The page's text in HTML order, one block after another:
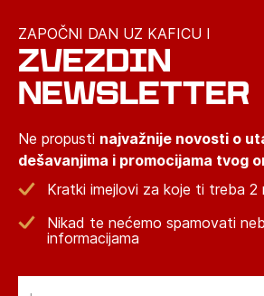
ZAPOČNI DAN UZ KAFICU I
ZVEZDIN
NEWSLETTER
Ne propusti najvažnije novosti o
dešavanjima i promocijama tvog
Kratki imejlovi za koje ti treba 2
Nikad te nećemo spamovati
informacijama